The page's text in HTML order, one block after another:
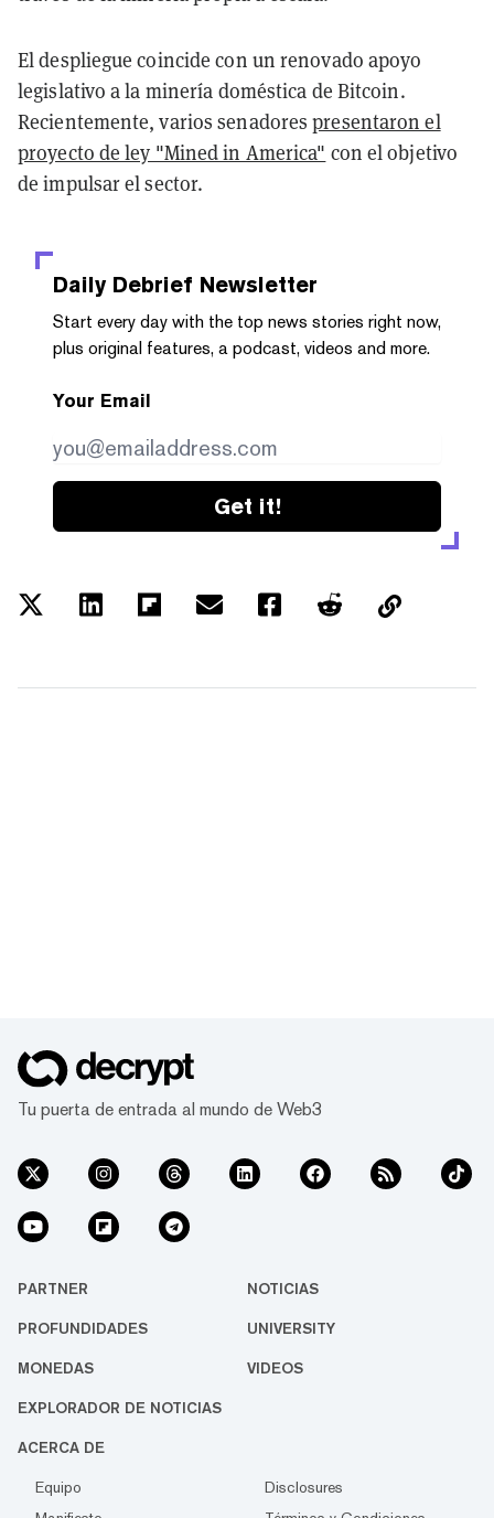
El despliegue coincide con un renovado apoyo
legislativo a la minería doméstica de Bitcoin.
Recientemente, varios senadorespresentaron el
proyecto de ley "Mined in America" con el objetivo
de impulsar el sector.
Daily Debrief Newsletter
Start every day with the top news stories right now,
plus original features, a podcast, videos and more.
Your Email
Get it!
Tu puerta de entrada al mundo de Web3
PARTNER NOTICIAS
PROFUNDIDADES UNIVERSITY
MONEDAS VIDEOS
EXPLORADOR DE NOTICIAS
ACERCA DE
Equipo
Disclosures